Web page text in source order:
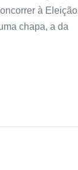
à Eleição
chapa, a da